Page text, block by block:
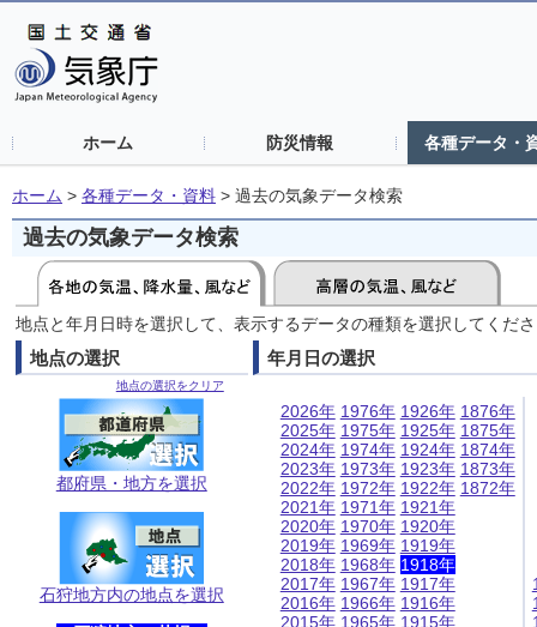
ホーム 防災情報 各種データ・
ホーム > 各種データ・資料 > 過去の気象データ検索
過去の気象データ検索
地点と年月日時を選択して、表示するデータの種類を選択してくだ
地点の選択
地点の選択をクリア
都府県・地方を選択
石狩地方内の地点を選択
年月日の選択
2026年
2025年
2024年
2023年
2022年
2021年
2020年
2019年
2018年
2017年
2016年
2015年
1976年
1975年
1974年
1973年
1972年
1971年
1970年
1969年
1968年
1967年
1966年
1965年
1926年
1925年
1924年
1923年
1922年
1921年
1920年
1919年
1918年
1917年
1916年
1915年
1876年
1875年
1874年
1873年
1872年